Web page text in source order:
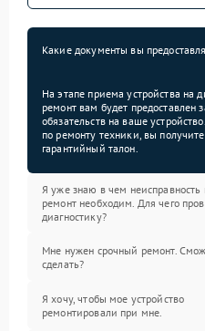
Какие документы вы
На этапе приема устройства на
ремонт вам будет предоставлен
обязательств на ваше
по ремонту техники, вы
гарантийный талон.
Я уже знаю в чем неисправность
ремонт необходим. Для чего
диагностику?
Мне нужен срочный ремонт.
сделать?
Я хочу, чтобы мое устройство
ремонтировали при мне.